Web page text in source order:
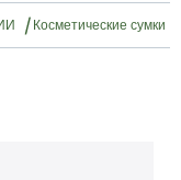
Косметические сумки